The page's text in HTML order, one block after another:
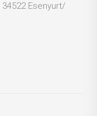
34522 Esenyurt/